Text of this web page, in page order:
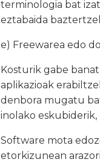
terminologia bat
eztabaida
e) Freewarea edo
Kosturik gabe
aplikazioak
denbora mugatu
inolako
Software mota
etorkizunean